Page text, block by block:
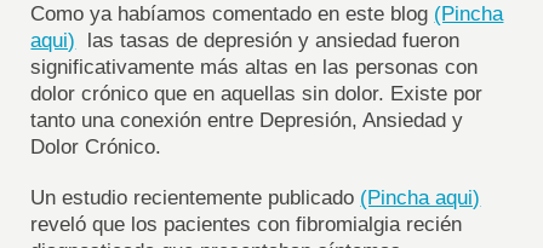
Como ya habíamos comentado en este blog (Pincha
aqui) las tasas de depresión y ansiedad fueron
significativamente más altas en las personas con
dolor crónico que en aquellas sin dolor. Existe por
tanto una conexión entre Depresión, Ansiedad y
Dolor Crónico.
Un estudio recientemente publicado (Pincha aqui)
reveló que los pacientes con fibromialgia recién